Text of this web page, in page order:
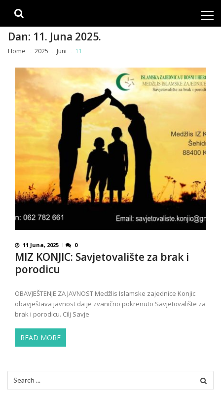
Dan: 11. Juna 2025.
Home 2025 Juni 11
11 Juna, 2025 0
MIZ KONJIC: Savjetovalište za brak i
porodicu
OBAVJEŠTENJE ZA JAVNOST Medžlis Islamske zajednice Konjic
obavještava javnost da je zvanično pokrenuto Savjetovalište za
brak i porodicu. Cilj Savje
READ MORE
for: